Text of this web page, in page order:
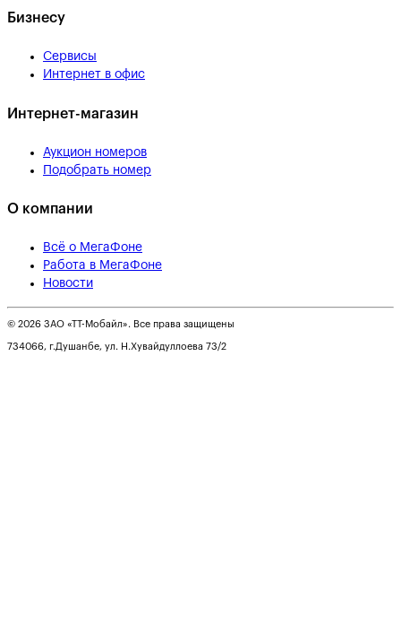
Бизнесу
Сервисы
Интернет в офис
Интернет-магазин
Аукцион номеров
Подобрать номер
О компании
Всё о МегаФоне
Работа в МегаФоне
Новости
© 2026 ЗАО «ТТ-Мобайл». Все права защищены
734066, г.Душанбе, ул. Н.Хувайдуллоева 73/2